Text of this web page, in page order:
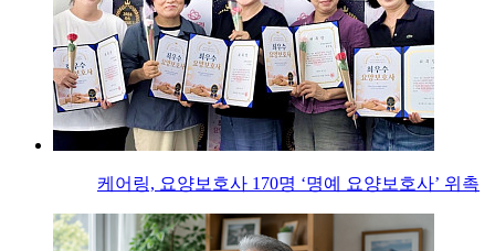
케어링, 요양보호사 170명 ‘명예 요양보호사’ 위촉